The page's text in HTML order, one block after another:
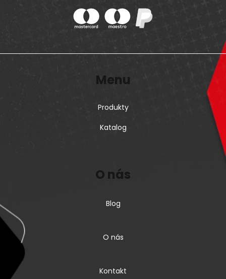
Menu
Produkty
Katalog
O nás
Blog
O nás
Kontakt